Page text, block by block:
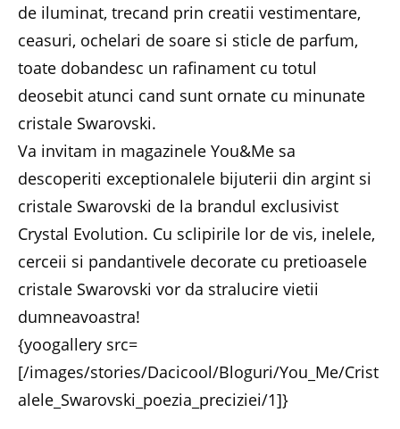
de iluminat, trecand prin creatii vestimentare,
ceasuri, ochelari de soare si sticle de parfum,
toate dobandesc un rafinament cu totul
deosebit atunci cand sunt ornate cu minunate
cristale Swarovski.
Va invitam in magazinele You&Me sa
descoperiti exceptionalele bijuterii din argint si
cristale Swarovski de la brandul exclusivist
Crystal Evolution. Cu sclipirile lor de vis, inelele,
cerceii si pandantivele decorate cu pretioasele
cristale Swarovski vor da stralucire vietii
dumneavoastra!
{yoogallery src=
[/images/stories/Dacicool/Bloguri/You_Me/Crist
alele_Swarovski_poezia_preciziei/1]}